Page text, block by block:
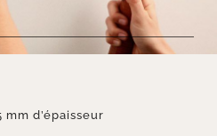
d’épaisseur